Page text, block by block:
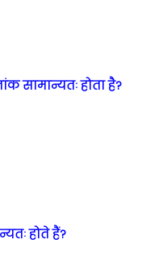
सामान्यतः होता है?
होते हैं?